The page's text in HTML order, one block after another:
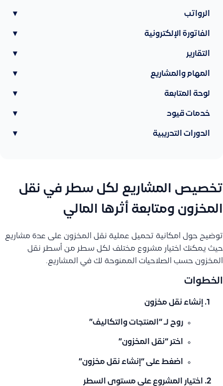
الرواتب ▾
الفاتورة الإلكترونية ▾
التقارير ▾
المهام والمشاريع ▾
لوحة المتابعة ▾
خدمات قيود ▾
الدورات التدريبية ▾
تخصيص المشاريع لكل سطر في نقل
المخزون ومتابعة أثرها المالي
توضيح حول امكانية تحميل عملية نقل المخزون على عدة مشاريع
حيث يمكنك اختيار مشروع مختلف لكل سطر من أسطر نقل
المخزون حسب الصلاحيات الممنوحة لك في المشاريع.
الخطوات
إنشاء نقل مخزون
روح لـ “المنتجات والتكاليف”
اختر “نقل المخزون”
اضغط على “إنشاء نقل مخزون”
اختيار المشروع على مستوى السطر